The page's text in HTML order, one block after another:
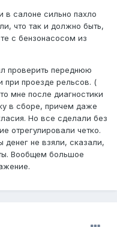
в салоне сильно пахло
что так и должно быть,
с бензонасосом из
проверить переднюю
при проезде рельсов. (
мне после диагностики
в сборе, причем даже
Но все сделали без
отрегулировали четко.
денег не взяли, сказали,
Вообщем большое